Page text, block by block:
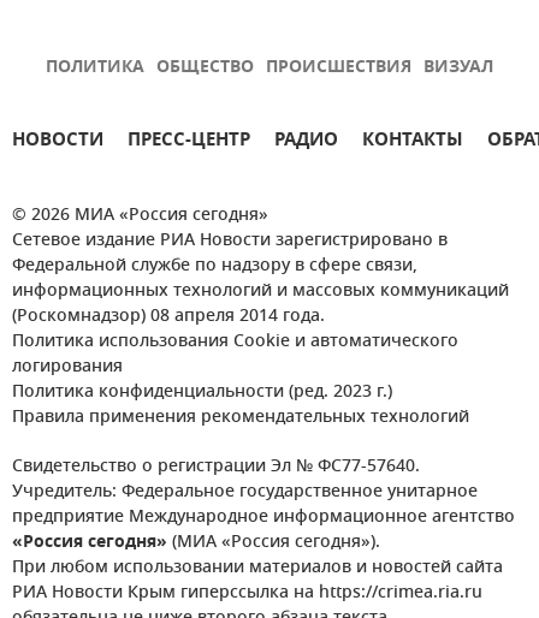
ПОЛИТИКА ОБЩЕСТВО ПРОИСШЕСТВИЯ ВИЗУАЛ
НОВОСТИ ПРЕСС-ЦЕНТР РАДИО КОНТАКТЫ
© 2026 МИА «Россия сегодня»
Сетевое издание РИА Новости зарегистрировано в
Федеральной службе по надзору в сфере связи,
информационных технологий и массовых коммуникаций
(Роскомнадзор) 08 апреля 2014 года.
Политика использования Cookie и автоматического
логирования
Политика конфиденциальности (ред. 2023 г.)
Правила применения рекомендательных технологий
Свидетельство о регистрации Эл № ФС77-57640.
Учредитель: Федеральное государственное унитарное
предприятие Международное информационное агентство
«Россия сегодня» (МИА «Россия сегодня»).
При любом использовании материалов и новостей сайта
РИА Новости Крым гиперссылка на https://crimea.ria.ru